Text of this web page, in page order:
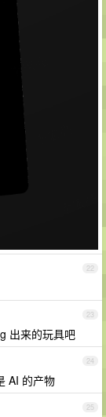
22
23
出来的玩具吧
24
AI 的产物
25